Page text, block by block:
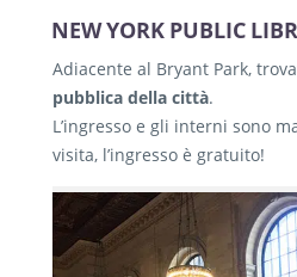
NEW YORK PUBLIC
Adiacente al Bryant Park,
pubblica della città.
L’ingresso e gli interni sono
visita, l’ingresso è gratuito!